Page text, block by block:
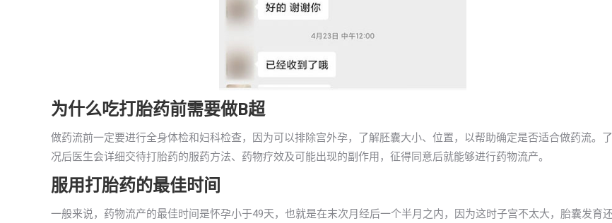
为什么吃打胎药前需要做B超
做药流前一定要进行全身体检和妇科检查，因为可以排除宫外孕，了解胚囊大小、位置，以帮助确定是否适合做药流。
况后医生会详细交待打胎药的服药方法、药物疗效及可能出现的副作用，征得同意后就能够进行药物流产。
服用打胎药的最佳时间
一般来说，药物流产的最佳时间是怀孕小于49天，也就是在末次月经后一个半月之内，因为这时子宫不太大，胎囊发育